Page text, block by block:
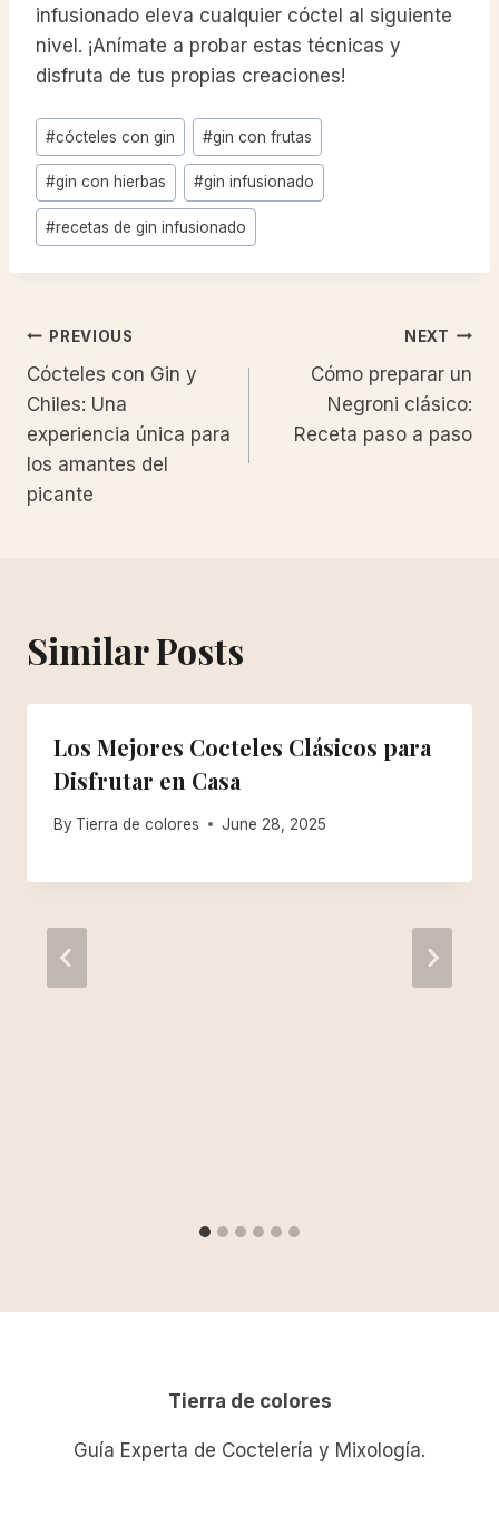
infusionado eleva cualquier cóctel al siguiente
nivel. ¡Anímate a probar estas técnicas y
disfruta de tus propias creaciones!
Post
Tags:
#cócteles con gin #gin con frutas
#gin con hierbas #gin infusionado
#recetas de gin infusionado
Post
navigation
PREVIOUS
Cócteles con Gin y
Chiles: Una
experiencia única para
los amantes del
picante
NEXT
Cómo preparar un
Negroni clásico:
Receta paso a paso
Similar Posts
Los Mejores Cocteles Clásicos para
Disfrutar en Casa
By Tierra de colores June 28, 2025
Tierra de colores
Guía Experta de Coctelería y Mixología.